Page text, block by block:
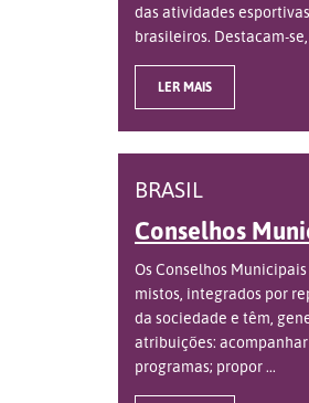
das atividades
brasileiros. Destacam-se,
LER MAIS
BRASIL
Conselhos
Os Conselhos
mistos, integrados por
da sociedade e têm,
atribuições:
programas; propor ...